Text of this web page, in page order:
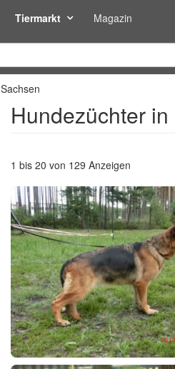
Tiermarkt Magazin
Sachsen
Hundezüchter
1 bis 20 von 129 Anzeigen